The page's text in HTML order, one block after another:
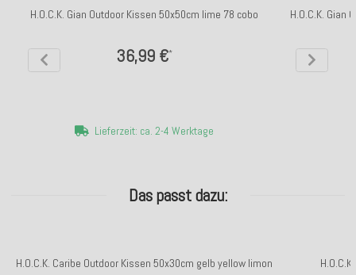
H.O.C.K. Gian Outdoor Kissen 50x50cm lime 78 cobo
36,99 €*
Lieferzeit: ca. 2-4 Werktage
H.O.C.K. Gian
Das passt dazu:
H.O.C.K. Caribe Outdoor Kissen 50x30cm gelb yellow limon